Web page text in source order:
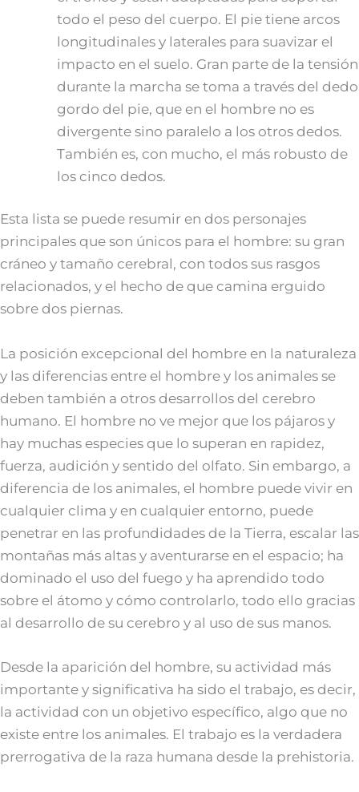
todo el peso del cuerpo. El pie tiene arcos
longitudinales y laterales para suavizar el
impacto en el suelo. Gran parte de la tensión
durante la marcha se toma a través del dedo
gordo del pie, que en el hombre no es
divergente sino paralelo a los otros dedos.
También es, con mucho, el más robusto de
los cinco dedos.
Esta lista se puede resumir en dos personajes
principales que son únicos para el hombre: su gran
cráneo y tamaño cerebral, con todos sus rasgos
relacionados, y el hecho de que camina erguido
sobre dos piernas.
La posición excepcional del hombre en la naturaleza
y las diferencias entre el hombre y los animales se
deben también a otros desarrollos del cerebro
humano. El hombre no ve mejor que los pájaros y
hay muchas especies que lo superan en rapidez,
fuerza, audición y sentido del olfato. Sin embargo, a
diferencia de los animales, el hombre puede vivir en
cualquier clima y en cualquier entorno, puede
penetrar en las profundidades de la Tierra, escalar las
montañas más altas y aventurarse en el espacio; ha
dominado el uso del fuego y ha aprendido todo
sobre el átomo y cómo controlarlo, todo ello gracias
al desarrollo de su cerebro y al uso de sus manos.
Desde la aparición del hombre, su actividad más
importante y significativa ha sido el trabajo, es decir,
la actividad con un objetivo específico, algo que no
existe entre los animales. El trabajo es la verdadera
prerrogativa de la raza humana desde la prehistoria.